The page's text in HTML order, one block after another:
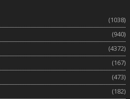
(1038)
(940)
(4372)
(167)
(473)
(182)